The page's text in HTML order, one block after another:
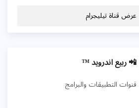
عرض قناة تيليجرام
📲 ربيع اندرويد ™
قنوات التطبيقات والبرامج